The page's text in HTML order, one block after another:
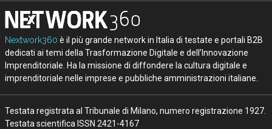
Nextwork360 è il più grande network in Italia di testate e portali B2B
dedicati ai temi della Trasformazione Digitale e dell’Innovazione
Imprenditoriale. Ha la missione di diffondere la cultura digitale e
imprenditoriale nelle imprese e pubbliche amministrazioni italiane.
Testata registrata al Tribunale di Milano, numero registrazione 1927.
Testata scientifica ISSN 2421-4167